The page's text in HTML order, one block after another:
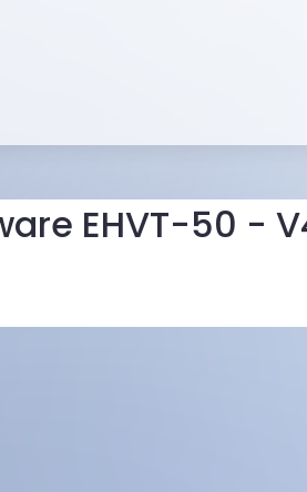
EHVT-50 -